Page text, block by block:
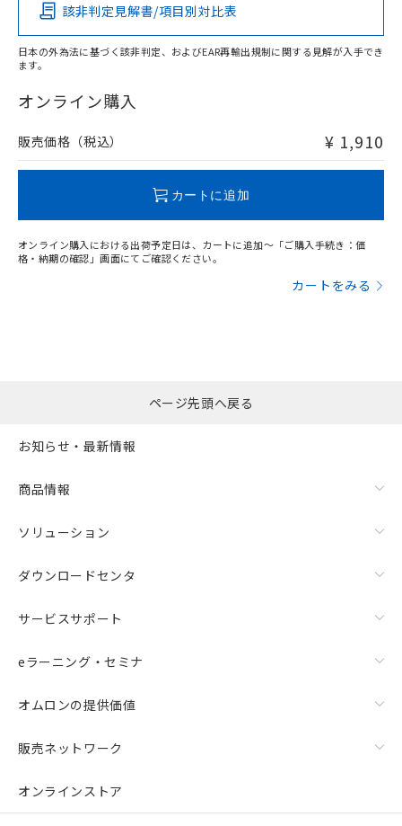
O
在庫等で未対応品が混在する可能性があります。
問い合わせください。
該非判定見解書/項目別対比表
日本の外為法に基づく該非判定、およびEAR再輸出規制に関する見解が入手でき
ます。
オンライン購入
販売価格（税込） ¥ 1,910
カートに追加
オンライン購入における出荷予定日は、カートに追加～「ご購入手続き：価
格・納期の確認」画面にてご確認ください。
カートをみる
ページ先頭へ戻る
お知らせ・最新情報
商品情報
ソリューション
ダウンロードセンタ
サービスサポート
eラーニング・セミナ
オムロンの提供価値
販売ネットワーク
オンラインストア